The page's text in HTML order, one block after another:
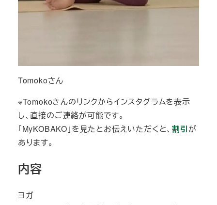
Tomokoさん
※Tomokoさんのリンクからインスタグラムを表示
し、直接のご連絡が可能です。
「MyKOBAKO」を見たとお伝えいただくと、割引が
あります。
内容
ヨガ